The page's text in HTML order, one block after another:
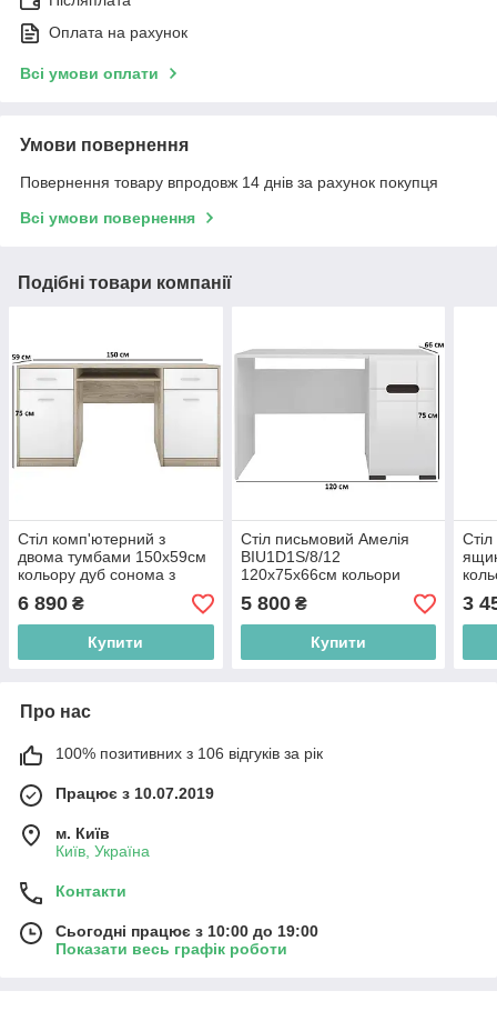
Оплата на рахунок
Всі умови оплати
Умови повернення
Повернення товару впродовж 14 днів за рахунок покупця
Всі умови повернення
Подібні товари компанії
Стіл комп'ютерний з
двома тумбами 150х59см
кольору дуб сонома з
фасадами німфея альба
Гербор Непо BIU150
6 890 ₴
Купити
Стіл письмовий Амелія
BIU1D1S/8/12
120х75х66см кольори
німфея альба з білими
глянсовими фасадами
БРВ-Україна
5 800₴
Купити
3
Про нас
100% позитивних з 106 відгуків за рік
Працює з 10.07.2019
м. Київ
Київ, Україна
Контакти
Сьогодні працює з 10:00 до 19:00
Показати весь графік роботи